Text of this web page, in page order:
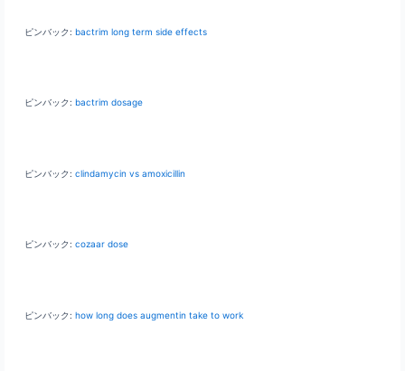
ピンバック: bactrim long term side effects
ピンバック: bactrim dosage
ピンバック: clindamycin vs amoxicillin
ピンバック: cozaar dose
ピンバック: how long does augmentin take to work